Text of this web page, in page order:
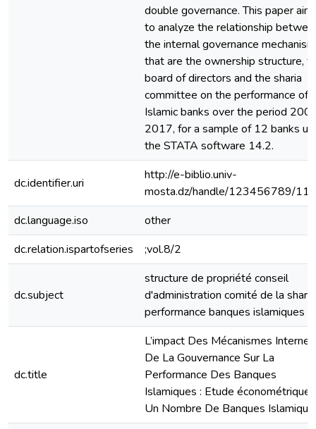
double governance. This paper
to analyze the relationship
the internal governance
that are the ownership structure,
board of directors and the sharia
committee on the performance of
Islamic banks over the period
2017, for a sample of 12 banks
the STATA software 14.2.
dc.identifier.uri
http://e-biblio.univ-
mosta.dz/handle/123456789/
dc.language.iso
other
dc.relation.ispartofseries
;vol.8/2
dc.subject
structure de propriété conseil
d'administration comité de la sharia
performance banques islamiques
dc.title
L’impact Des Mécanismes Internes
De La Gouvernance Sur La
Performance Des Banques
Islamiques : Etude économétrique
Un Nombre De Banques